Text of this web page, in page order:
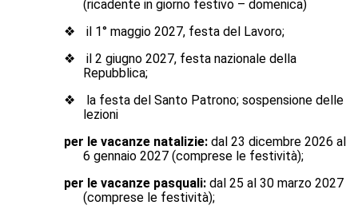
(ricadente in giorno festivo – domenica)
❖
il 1° maggio 2027, festa del Lavoro;
❖
il 2 giugno 2027, festa nazionale della
Repubblica;
❖
la festa del Santo Patrono; sospensione delle
lezioni
per le vacanze natalizie: dal 23 dicembre 2026 al
6 gennaio 2027 (comprese le festività);
per le vacanze pasquali: dal 25 al 30 marzo 2027
(comprese le festività);